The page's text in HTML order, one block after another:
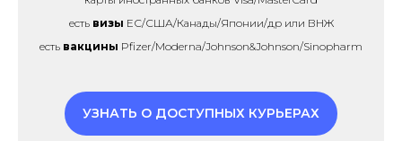
есть визы ЕС/США/Канады/Японии/др или ВНЖ
есть вакцины Pfizer/Moderna/Johnson&Johnson/Sinopharm
УЗНАТЬ О ДОСТУПНЫХ КУРЬЕРАХ